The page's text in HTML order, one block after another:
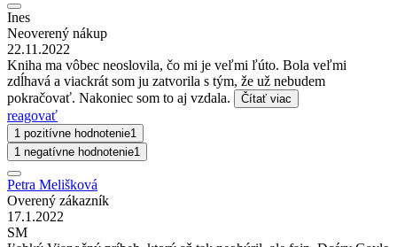
Ines
Neoverený nákup
22.11.2022
Kniha ma vôbec neoslovila, čo mi je veľmi ľúto. Bola veľmi
zdĺhavá a viackrát som ju zatvorila s tým, že už nebudem
pokračovať. Nakoniec som to aj vzdala.
Čítať viac
reagovať
1 pozitívne hodnotenie1
1 negatívne hodnotenie1
Petra Melišková
Overený zákazník
17.1.2022
SM